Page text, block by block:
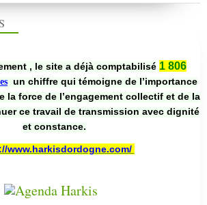
, le site a déjà comptabilisé 1 806
un chiffre qui témoigne de l’importance
la force de l’engagement collectif et de la
ce travail de transmission avec dignité
et constance.
www.harkisdordogne.com/